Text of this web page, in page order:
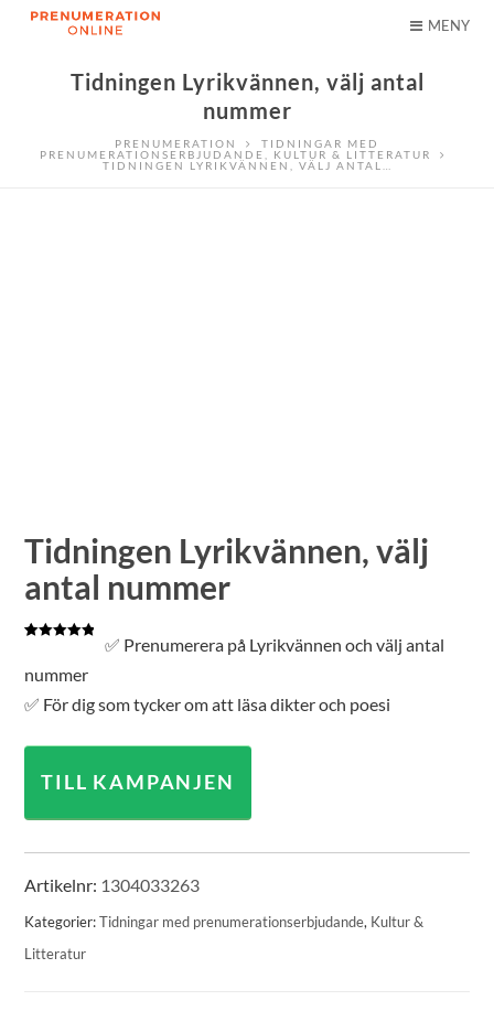
MENY
Tidningen Lyrikvännen, välj antal
nummer
PRENUMERATION
TIDNINGAR MED
PRENUMERATIONSERBJUDANDE
KULTUR & LITTERATUR
TIDNINGEN LYRIKVÄNNEN, VÄLJ ANTAL…
Tidningen Lyrikvännen, välj
antal nummer
baserat på
✅ Prenumerera på Lyrikvännen och välj antal
nummer
✅ För dig som tycker om att läsa dikter och poesi
TILL KAMPANJEN
Artikelnr: 1304033263
Kategorier:Tidningar med prenumerationserbjudande, Kultur &
Litteratur